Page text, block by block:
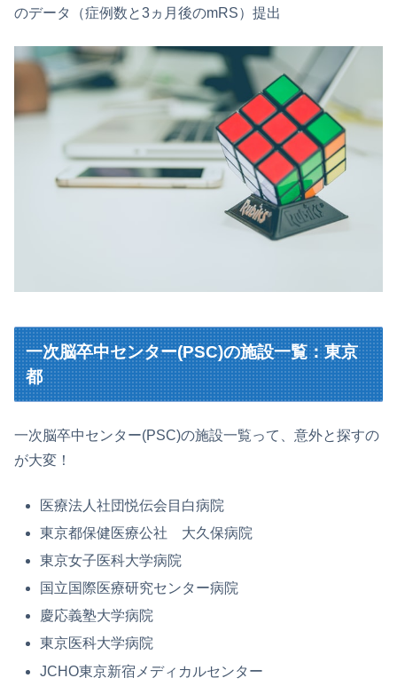
のデータ（症例数と3ヵ月後のmRS）提出
一次脳卒中センター(PSC)の施設一覧：東京
都
一次脳卒中センター(PSC)の施設一覧って、意外と探すの
が大変！
医療法人社団悦伝会目白病院
東京都保健医療公社 大久保病院
東京女子医科大学病院
国立国際医療研究センター病院
慶応義塾大学病院
東京医科大学病院
JCHO東京新宿メディカルセンター